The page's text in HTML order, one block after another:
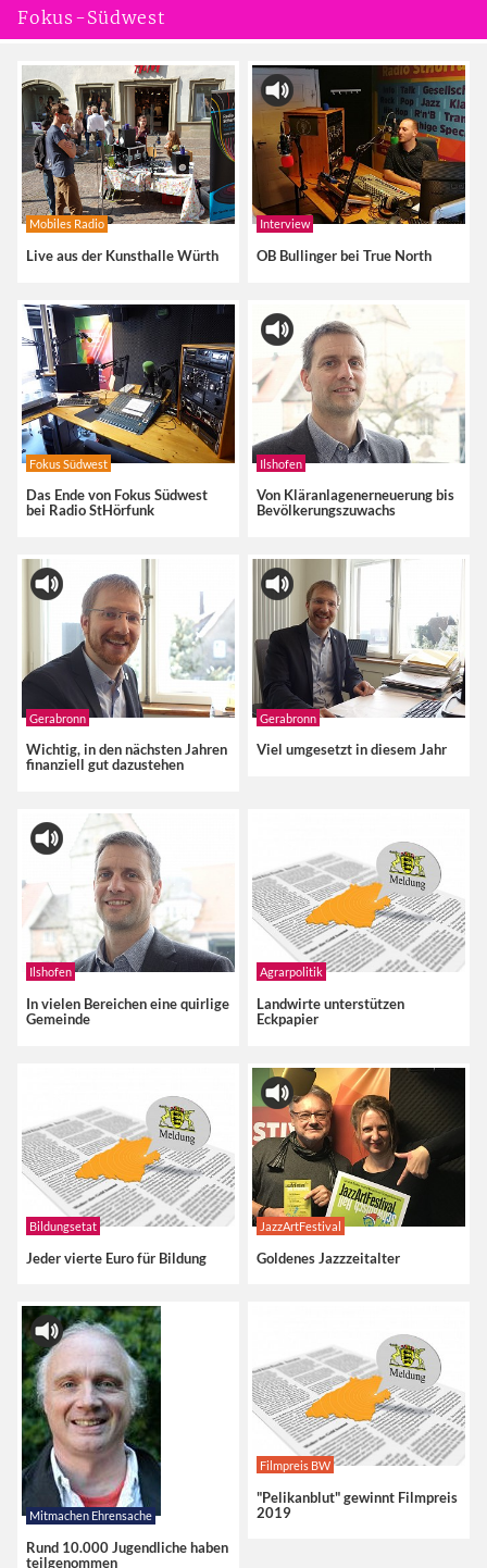
Fokus-Südwest
Mobiles Radio
Live aus der Kunsthalle Würth
Interview
OB Bullinger bei True North
Fokus Südwest
Das Ende von Fokus Südwest
bei Radio StHörfunk
Ilshofen
Von Kläranlagenerneuerung bis
Bevölkerungszuwachs
Gerabronn
Wichtig, in den nächsten Jahren
finanziell gut dazustehen
Gerabronn
Viel umgesetzt in diesem Jahr
Ilshofen
In vielen Bereichen eine quirlige
Gemeinde
Agrarpolitik
Landwirte unterstützen
Eckpapier
Bildungsetat
Jeder vierte Euro für Bildung
JazzArtFestival
Goldenes Jazzzeitalter
Mitmachen Ehrensache
Rund 10.000 Jugendliche haben
teilgenommen
Filmpreis BW
"Pelikanblut" gewinnt Filmpreis
2019